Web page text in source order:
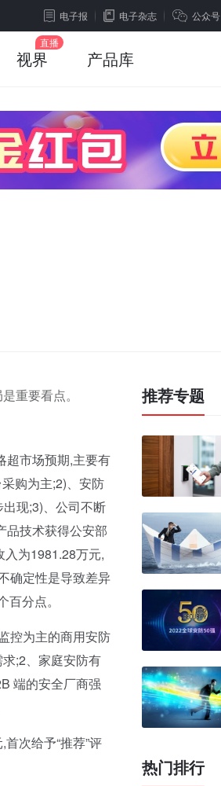
电子报 电子杂志 公众号
视界 产品库
重要看点。
超市场预期,主要有
购为主;2)、安防
现;3)、公司不断
品技术获得公安部
为1981.28万元,
确定性是导致差异
分点。
控为主的商用安防
;2、家庭安防有
端的安全厂商强
次给予“推荐”评
推荐专题
热门排行